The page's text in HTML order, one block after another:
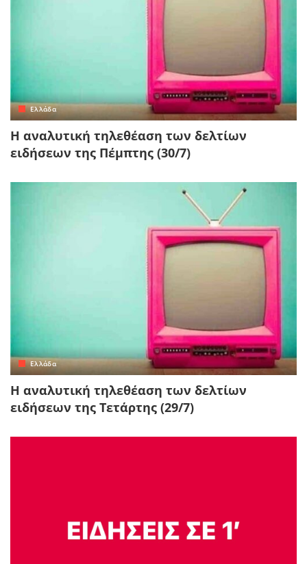
Ελλάδα
Η αναλυτική τηλεθέαση των δελτίων
ειδήσεων της Πέμπτης (30/7)
Ελλάδα
Η αναλυτική τηλεθέαση των δελτίων
ειδήσεων της Τετάρτης (29/7)